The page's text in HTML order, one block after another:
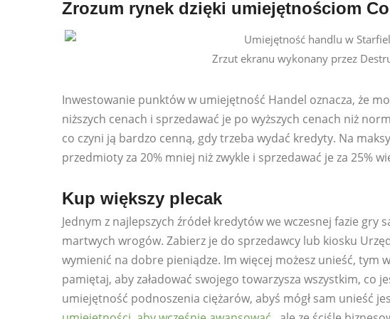
Zrozum rynek dzięki umiejętnościom
Zrzut ekranu wykonany przez
Inwestowanie punktów w umiejętność Handel oznacza, że
niższych cenach i sprzedawać je po wyższych cenach niż
co czyni ją bardzo cenną, gdy trzeba wydać kredyty. Na
przedmioty za 20% mniej niż zwykle i sprzedawać je za 25%
Kup większy plecak
Jednym z najlepszych źródeł kredytów we wczesnej fazie gry
martwych wrogów. Zabierz je do sprzedawcy lub kiosku
wymienić na dobre pieniądze. Im więcej możesz unieść, tym
pamiętaj, aby załadować swojego towarzysza wszystkim, co
umiejętność podnoszenia ciężarów, abyś mógł sam unieść